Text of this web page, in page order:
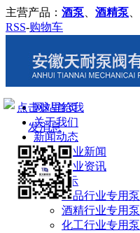
主营产品： 酒泵 酒精泵
RSS-购物车
网站首页
关于我们
新闻动态
企业新闻
行业资讯
产品展示
食品行业专用泵
酒精行业专用泵
化工行业专用泵